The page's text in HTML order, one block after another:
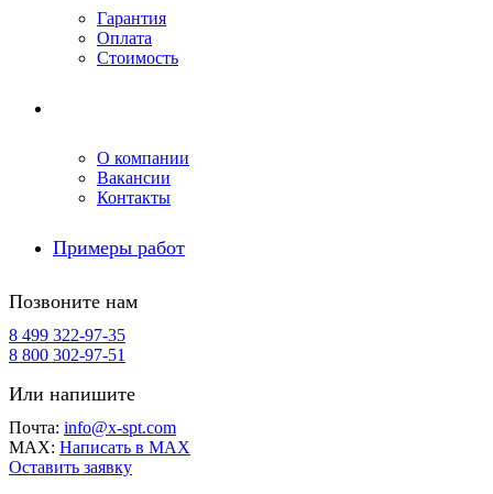
Гарантия
Оплата
Стоимость
О компании
Вакансии
Контакты
Примеры работ
Позвоните нам
8 499 322-97-35
8 800 302-97-51
Или напишите
Почта: info@x-spt.com
MAX: Написать в MAX
Оставить заявку